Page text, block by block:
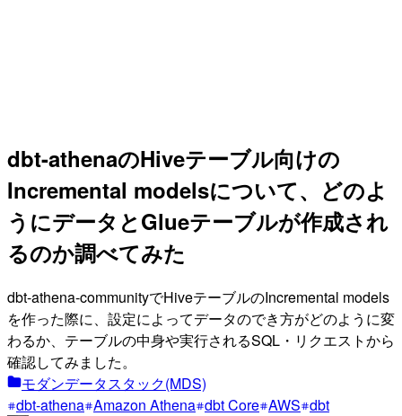
dbt-athenaのHiveテーブル向けの
Incremental modelsについて、どのよ
うにデータとGlueテーブルが作成され
るのか調べてみた
dbt-athena-communityでHiveテーブルのIncremental models
を作った際に、設定によってデータのでき方がどのように変
わるか、テーブルの中身や実行されるSQL・リクエストから
確認してみました。
モダンデータスタック(MDS)
dbt-athena Amazon Athena dbt Core AWS dbt